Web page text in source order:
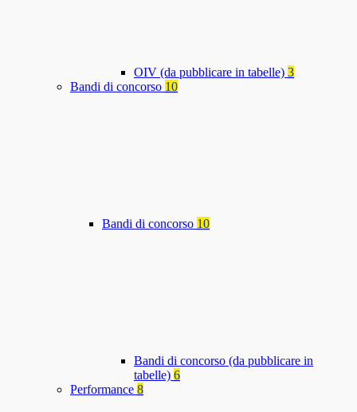
OIV (da pubblicare in tabelle) 3
Bandi di concorso 10
Bandi di concorso 10
Bandi di concorso (da pubblicare in
tabelle) 6
Performance 8